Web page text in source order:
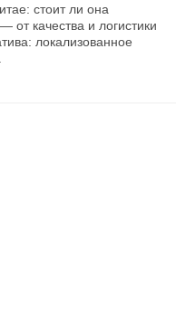
стоит ли она
от качества и логистики
локализованное